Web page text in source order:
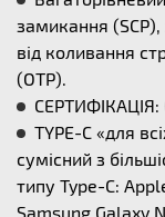
замикання (SCP),
від коливання
(OTP).
СЕРТИФІКАЦІЯ:
TYPE-C «для
сумісний з
типу Type-C:
Samsung Galaxy